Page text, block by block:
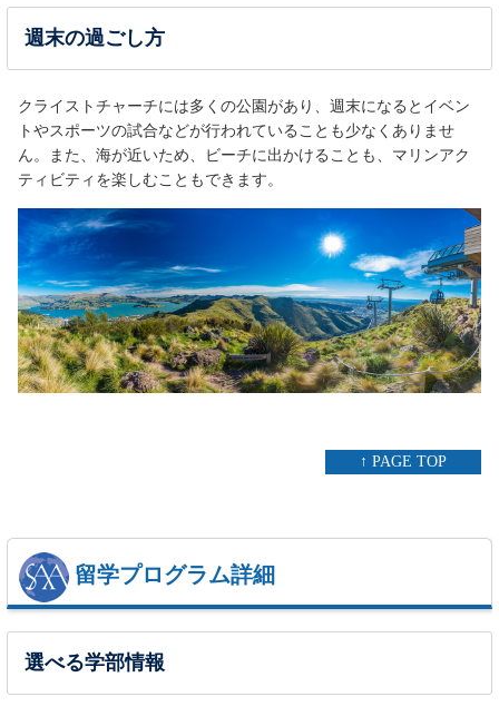
週末の過ごし方
クライストチャーチには多くの公園があり、週末になるとイベン
トやスポーツの試合などが行われていることも少なくありませ
ん。また、海が近いため、ビーチに出かけることも、マリンアク
ティビティを楽しむこともできます。
↑ PAGE TOP
留学プログラム詳細
選べる学部情報